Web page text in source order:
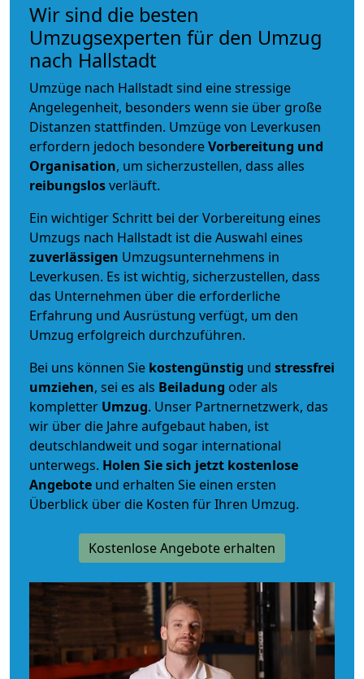
Wir sind die besten
Umzugsexperten für den Umzug
nach Hallstadt
Umzüge nach Hallstadt sind eine stressige
Angelegenheit, besonders wenn sie über große
Distanzen stattfinden. Umzüge von Leverkusen
erfordern jedoch besondereVorbereitung und
Organisation, um sicherzustellen, dass alles
reibungslosverläuft.
Ein wichtiger Schritt bei der Vorbereitung eines
Umzugs nach Hallstadt ist die Auswahl eines
zuverlässigen Umzugsunternehmens in
Leverkusen. Es ist wichtig, sicherzustellen, dass
das Unternehmen über die erforderliche
Erfahrung und Ausrüstung verfügt, um den
Umzug erfolgreich durchzuführen.
Bei uns können Sie kostengünstig und stressfrei
umziehen, sei es als Beiladung oder als
kompletter Umzug. Unser Partnernetzwerk, das
wir über die Jahre aufgebaut haben, ist
deutschlandweit und sogar international
unterwegs. Holen Sie sich jetzt kostenlose
Angebote und erhalten Sie einen ersten
Überblick über die Kosten für Ihren Umzug.
Kostenlose Angebote erhalten